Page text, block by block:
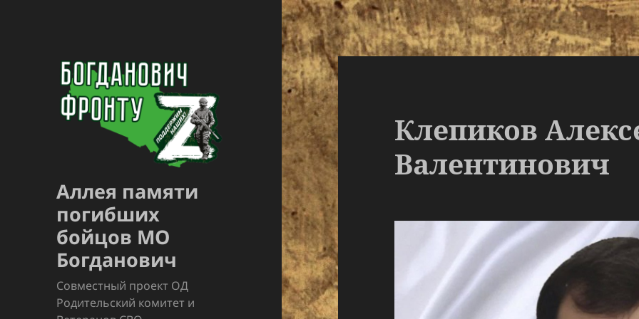
Аллея памяти
погибших
бойцов МО
Богданович
Совместный проект ОД
Родительский комитет и
Клепиков
Валентинович